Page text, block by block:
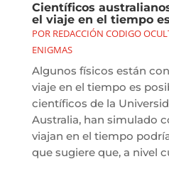
Científicos
el viaje en el tiempo
POR REDACCIÓN CODIGO
ENIGMAS
Algunos físicos están
viaje en el tiempo es
científicos de la
Australia, han simulado
viajan en el tiempo
que sugiere que, a nivel